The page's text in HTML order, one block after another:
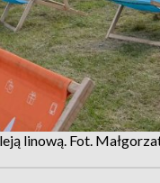
linową. Fot.